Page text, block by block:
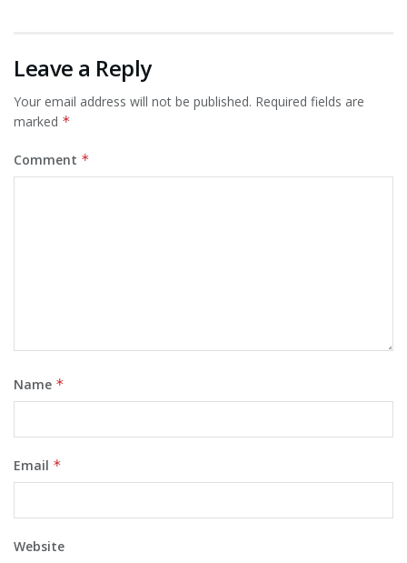
Leave a Reply
Your email address will not be published. Required fields are
marked *
Comment *
Name *
Email *
Website